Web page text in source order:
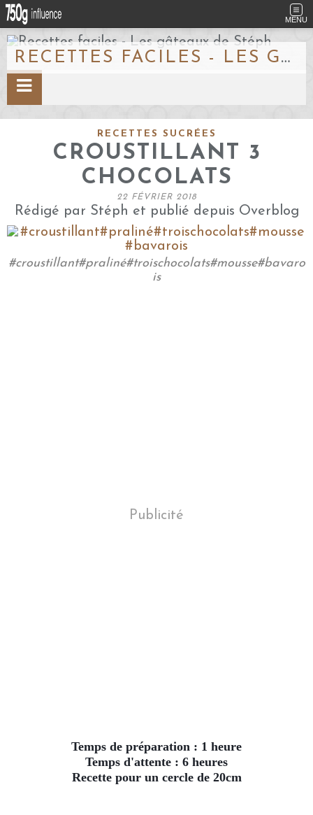
MENU
RECETTES FACILES - LES GÂTEAUX DE STÉPH
RECETTES SUCRÉES
CROUSTILLANT 3
CHOCOLATS
22 FÉVRIER 2018
Rédigé par Stéph et publié depuis Overblog
#croustillant#praliné#troischocolats#mousse#bavaro
is
Publicité
Temps de préparation : 1 heure
Temps d'attente : 6 heures
Recette pour un cercle de 20cm